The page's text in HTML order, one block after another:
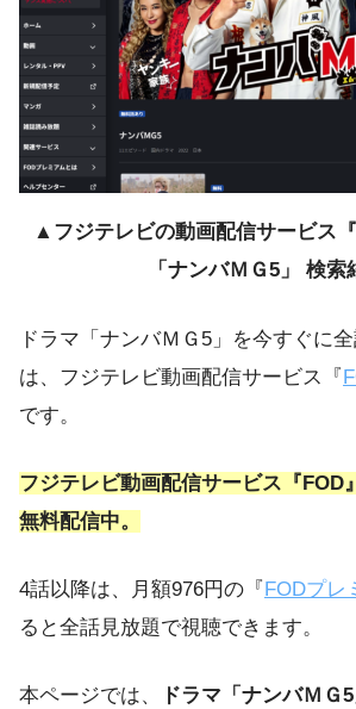
▲フジテレビの動画配信サービス『
「ナンバＭＧ5」 検索
ドラマ「ナンバＭＧ5」を今すぐに
は、フジテレビ動画配信サービス『
です。
フジテレビ動画配信サービス『FOD
無料配信中。
4話以降は、月額976円の『FODプレ
ると全話見放題で視聴できます。
本ページでは、
ドラマ「ナンバＭＧ